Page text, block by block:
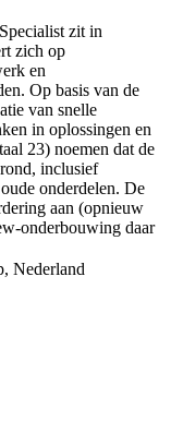
zit in
zich op
en
Op basis van de
van snelle
in oplossingen en
23) noemen dat de
inclusief
onderdelen. De
aan (opnieuw
onderbouwing daar
Nederland